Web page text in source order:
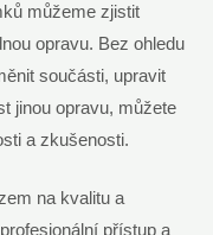
můžeme zjistit
opravu. Bez ohledu
součásti, upravit
jinou opravu, můžete
a zkušenosti.
na kvalitu a
přístup a